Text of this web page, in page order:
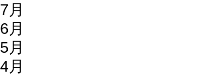
7月
6月
5月
4月